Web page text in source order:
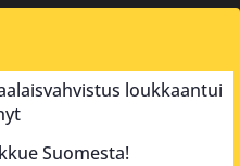
loukkaantui
Suomesta!